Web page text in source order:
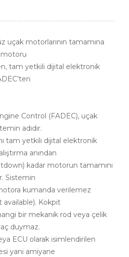
uçak motorlarının tamamına
motoru
tam yetkili dijital elektronik
Control (FADEC), uçak
adıdır.
tam yetkili dijital elektronik
anından
kadar motorun tamamını
Sistemin
kumanda verilemez
available). Kokpit
bir mekanik rod veya çelik
duymaz.
ECU olarak isimlendirilen
yani amiyane